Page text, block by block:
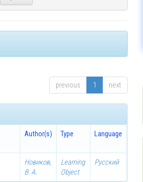
previous 1 next
Author(s) Type Language
Новиков,
В. А.
Learning
Object
Русский